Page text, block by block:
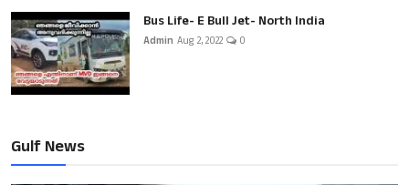
Bus Life- E Bull Jet- North India
Admin Aug 2, 2022 0
Gulf News